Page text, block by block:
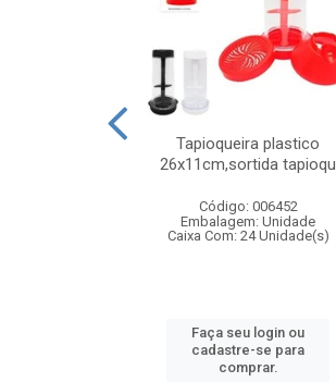
Tapioqueira plastico
26x11cm,sortida tapioqu
Código: 006452
Embalagem: Unidade
Caixa Com: 24 Unidade(s)
Faça seu login ou
cadastre-se para
comprar.